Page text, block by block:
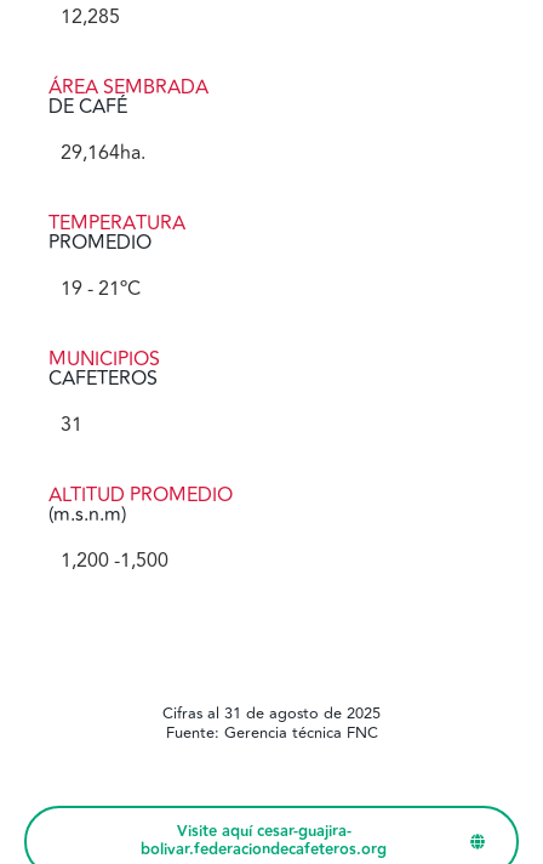
12,285
ÁREA SEMBRADA
DE CAFÉ
29,164ha.
TEMPERATURA
PROMEDIO
19 - 21ºC
MUNICIPIOS
CAFETEROS
31
ALTITUD PROMEDIO
(m.s.n.m)
1,200 -1,500
Cifras al 31 de agosto de 2025
Fuente: Gerencia técnica FNC
Visite aquí cesar-guajira-
bolivar.federaciondecafeteros.org